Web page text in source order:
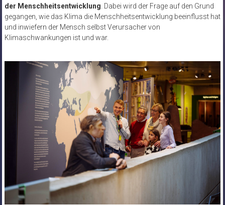
der Menschheitsentwicklung . Dabei wird der Frage auf den Grund
gegangen, wie das Klima die Menschheitsentwicklung beeinflusst hat
und inwiefern der Mensch selbst Verursacher von
Klimaschwankungen ist und war.